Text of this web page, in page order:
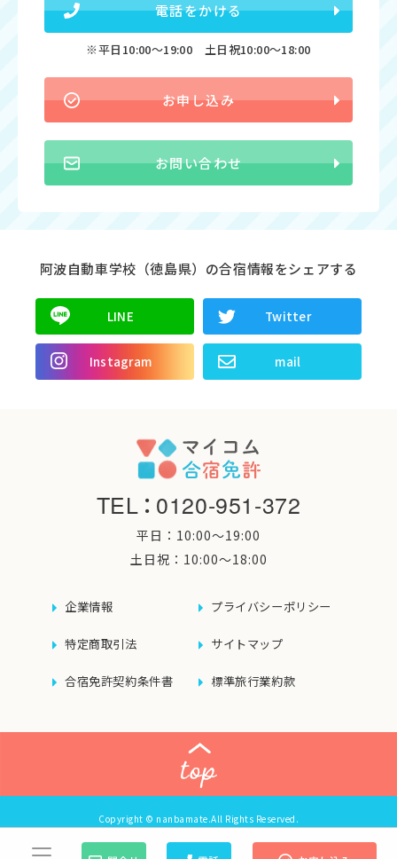
電話をかける
※平日10:00〜19:00 土日祝10:00〜18:00
お申し込み
お問い合わせ
阿波自動車学校（徳島県）の合宿情報をシェアする
LINE Twitter
Instagram mail
TEL：0120-951-372
平日：10:00〜19:00
土日祝：10:00〜18:00
企業情報 プライバシーポリシー
特定商取引法 サイトマップ
合宿免許契約条件書 標準旅行業約款
Copyright © nanbamate.All Rights Reserved.